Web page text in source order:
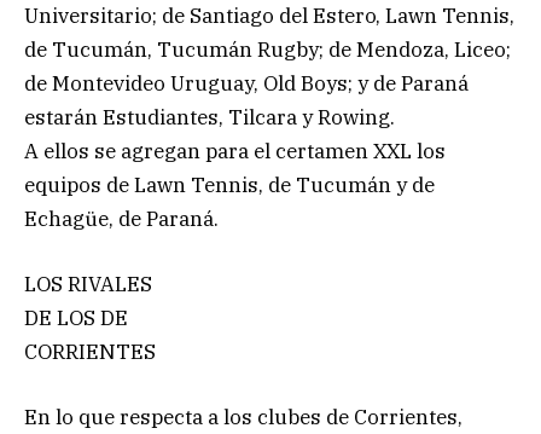
Universitario; de Santiago del Estero, Lawn Tennis,
de Tucumán, Tucumán Rugby; de Mendoza, Liceo;
de Montevideo Uruguay, Old Boys; y de Paraná
estarán Estudiantes, Tilcara y Rowing.
A ellos se agregan para el certamen XXL los
equipos de Lawn Tennis, de Tucumán y de
Echagüe, de Paraná.
LOS RIVALES
DE LOS DE
CORRIENTES
En lo que respecta a los clubes de Corrientes,